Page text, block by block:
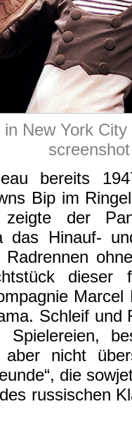
New York
screenshot
bereits
Bip im
der
das Hinauf-
Radrennen
Schleif
aber nicht
die
russischen